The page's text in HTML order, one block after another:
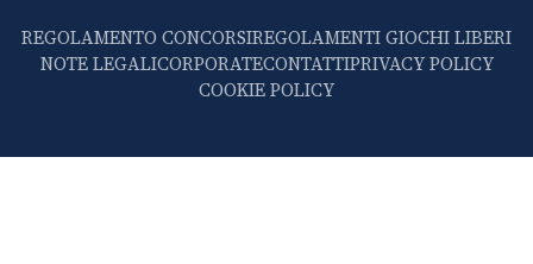
REGOLAMENTO CONCORSIREGOLAMENTI GIOCHI LIBERI
NOTE LEGALICORPORATECONTATTIPRIVACY POLICY
COOKIE POLICY